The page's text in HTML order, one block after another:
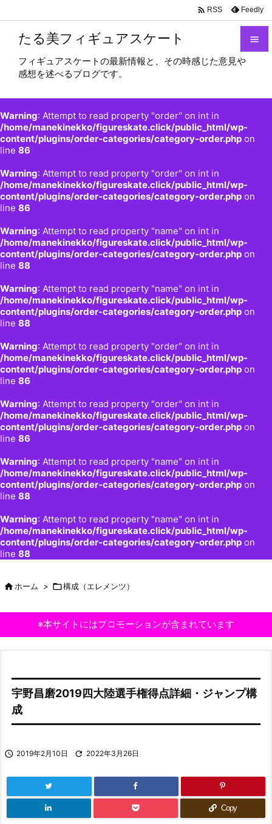
たる美フィギュアスケート
フィギュアスケートの最新情報と、その時感じた意見や
感想を述べるブログです。
Warning: Attempt to read property "order" on int in
/home/manekinekko/figureskate.click/public_html/wp-
content/plugins/order-categories/category-order.php on
line 86
Warning: Attempt to read property "order" on int in
/home/manekinekko/figureskate.click/public_html/wp-
content/plugins/order-categories/category-order.php on
line 86
Warning: Attempt to read property "name" on int in
/home/manekinekko/figureskate.click/public_html/wp-
content/plugins/order-categories/category-order.php on
line 88
Warning: Attempt to read property "name" on int in
/home/manekinekko/figureskate.click/public_html/wp-
content/plugins/order-categories/category-order.php on
line 88
Warning: Attempt to read property "order" on int in
/home/manekinekko/figureskate.click/public_html/wp-
content/plugins/order-categories/category-order.php on
line 86
Warning: Attempt to read property "order" on int in
/home/manekinekko/figureskate.click/public_html/wp-
content/plugins/order-categories/category-order.php on
line 86
Warning: Attempt to read property "name" on int in
/home/manekinekko/figureskate.click/public_html/wp-
content/plugins/order-categories/category-order.php on
line 88
Warning: Attempt to read property "name" on int in
/home/manekinekko/figureskate.click/public_html/wp-
content/plugins/order-categories/category-order.php on
line 88


前へ

 RSS Feedly
ホーム > 構成（エレメンツ）
※本サイトにはプロモーションが含まれています
宇野昌磨2019四大陸選手権得点詳細・ジャンプ構
成
 2019年2月10日  2022年3月26日
Copy